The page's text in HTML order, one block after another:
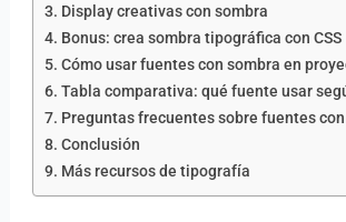
Display creativas con sombra
Bonus: crea sombra tipográfica con CSS
Cómo usar fuentes con sombra en
Tabla comparativa: qué fuente usar
Preguntas frecuentes sobre fuentes
Conclusión
Más recursos de tipografía